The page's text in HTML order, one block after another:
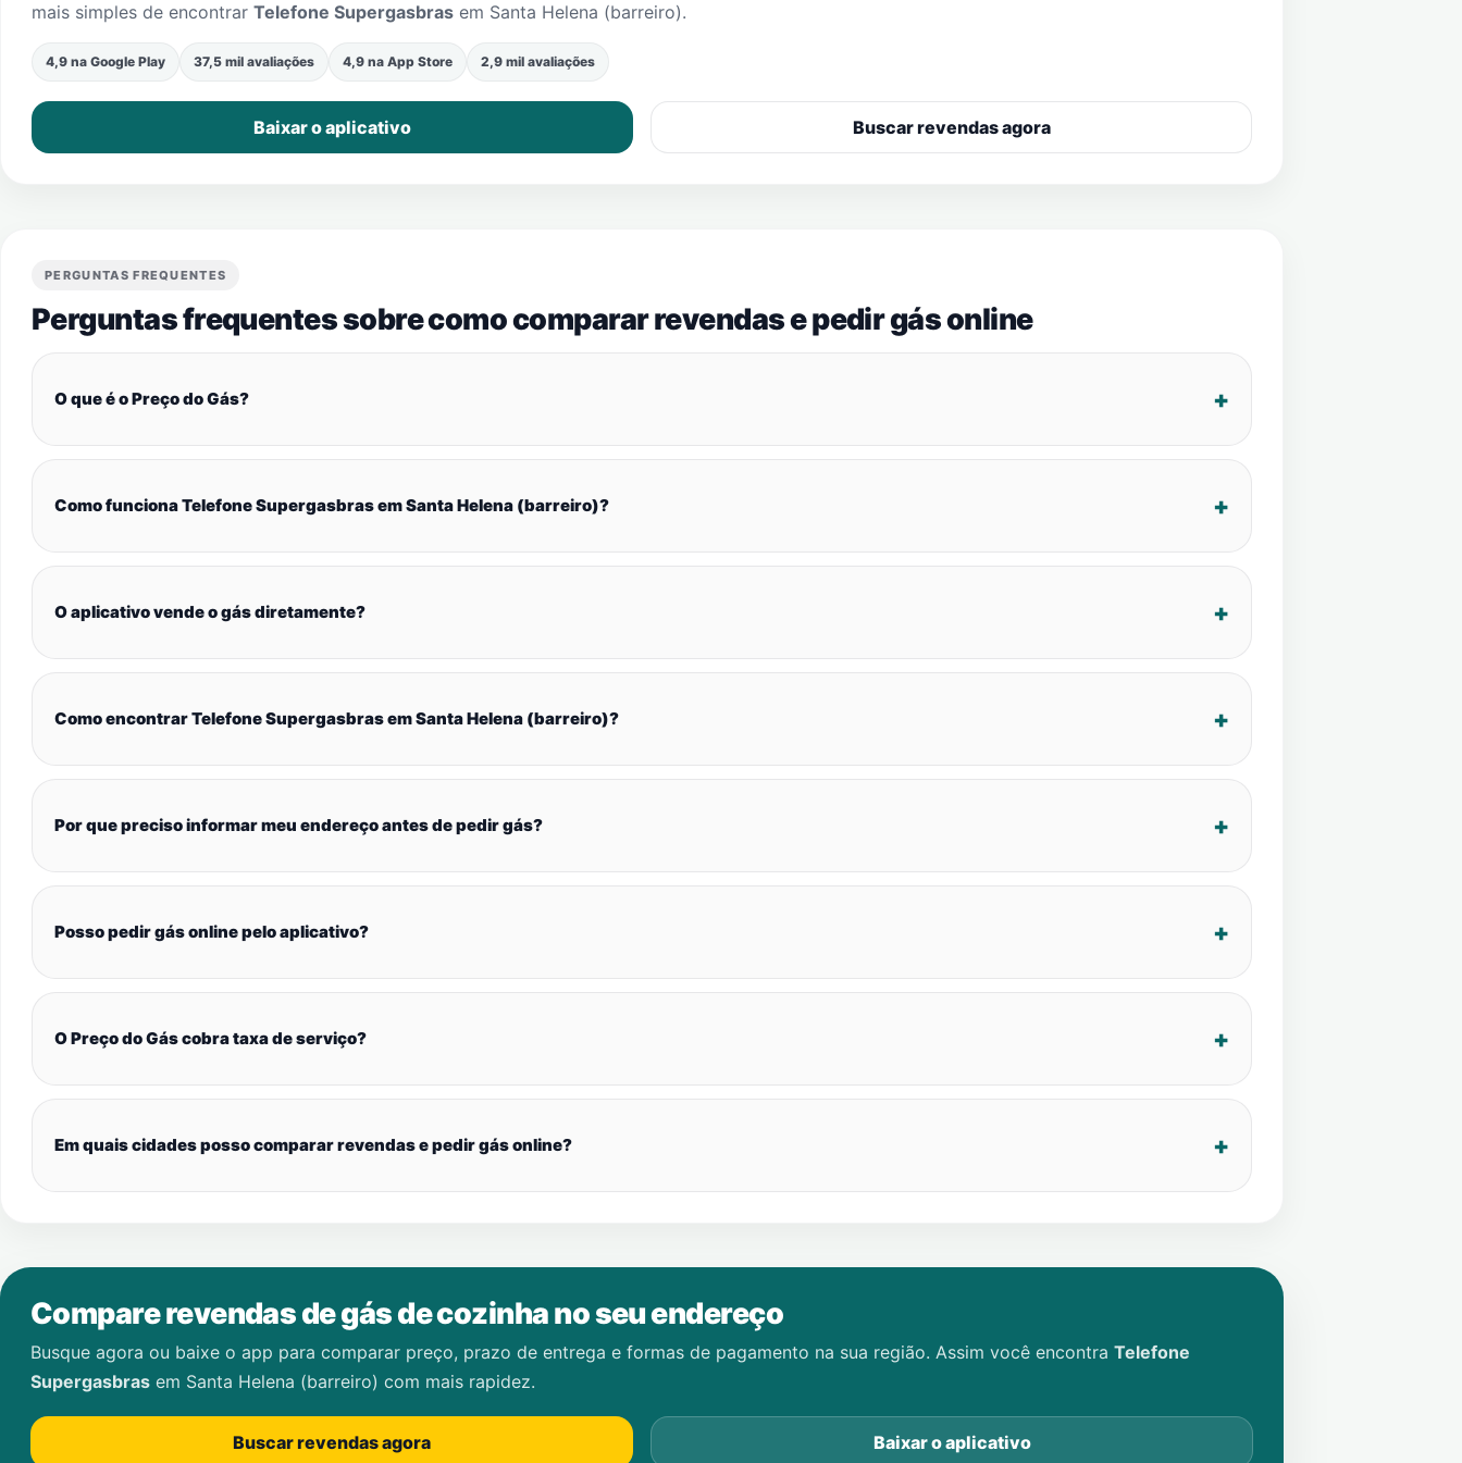
mais simples de encontrar Telefone Supergasbras em Santa Helena (barreiro).
4,9 na Google Play 37,5 mil avaliações 4,9 na App Store 2,9 mil avaliações
Baixar o aplicativo Buscar revendas agora
PERGUNTAS FREQUENTES
Perguntas frequentes sobre como comparar revendas e pedir gás online
O que é o Preço do Gás?
Como funciona Telefone Supergasbras em Santa Helena (barreiro)?
O aplicativo vende o gás diretamente?
Como encontrar Telefone Supergasbras em Santa Helena (barreiro)?
Por que preciso informar meu endereço antes de pedir gás?
Posso pedir gás online pelo aplicativo?
O Preço do Gás cobra taxa de serviço?
Em quais cidades posso comparar revendas e pedir gás online?
Compare revendas de gás de cozinha no seu endereço
Busque agora ou baixe o app para comparar preço, prazo de entrega e formas de pagamento na sua região. Assim você encontra Telefone
Supergasbras em Santa Helena (barreiro) com mais rapidez.
Buscar revendas agora Baixar o aplicativo